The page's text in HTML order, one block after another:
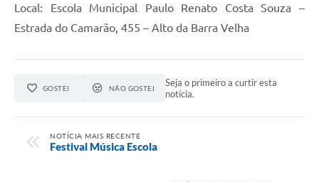
Local: Escola Municipal Paulo Renato Costa Souza –
Estrada do Camarão, 455 – Alto da Barra Velha
GOSTEI NÃO GOSTEI
Seja o primeiro a curtir esta
notícia.
NOTÍCIA MAIS RECENTE
Festival Música Escola